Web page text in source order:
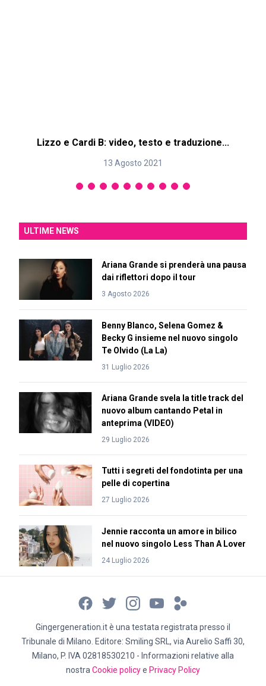
Lizzo e Cardi B: video, testo e traduzione...
13 Agosto 2021
ULTIME NEWS
Ariana Grande si prenderà una pausa
dai riflettori dopo il tour
3 Agosto 2026
Benny Blanco, Selena Gomez &
Becky G insieme nel nuovo singolo
Te Olvido (La La)
31 Luglio 2026
Ariana Grande svela la title track del
nuovo album cantando Petal in
anteprima (VIDEO)
29 Luglio 2026
Tutti i segreti del fondotinta per una
pelle di copertina
27 Luglio 2026
Jennie racconta un amore in bilico
nel nuovo singolo Less Than A Lover
24 Luglio 2026
Gingergeneration.it è una testata registrata presso il
Tribunale di Milano. Editore: Smiling SRL, via Aurelio Saffi 30,
Milano, P. IVA 02818530210 - Informazioni relative alla
nostra Cookie policye Privacy Policy